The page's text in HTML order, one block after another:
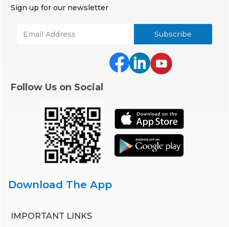
Sign up for our newsletter
Follow Us on Social
Download The App
IMPORTANT LINKS